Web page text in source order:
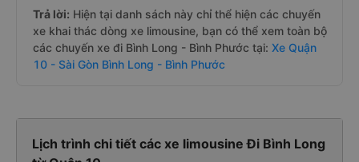
Trả lời: Hiện tại danh sách này chỉ thể hiện các chuyến
xe khai thác dòng xe limousine, bạn có thể xem toàn bộ
các chuyến xe đi Bình Long - Bình Phước tại: Xe Quận
10 - Sài Gòn Bình Long - Bình Phước
Lịch trình chi tiết các xe limousine Đi Bình Long